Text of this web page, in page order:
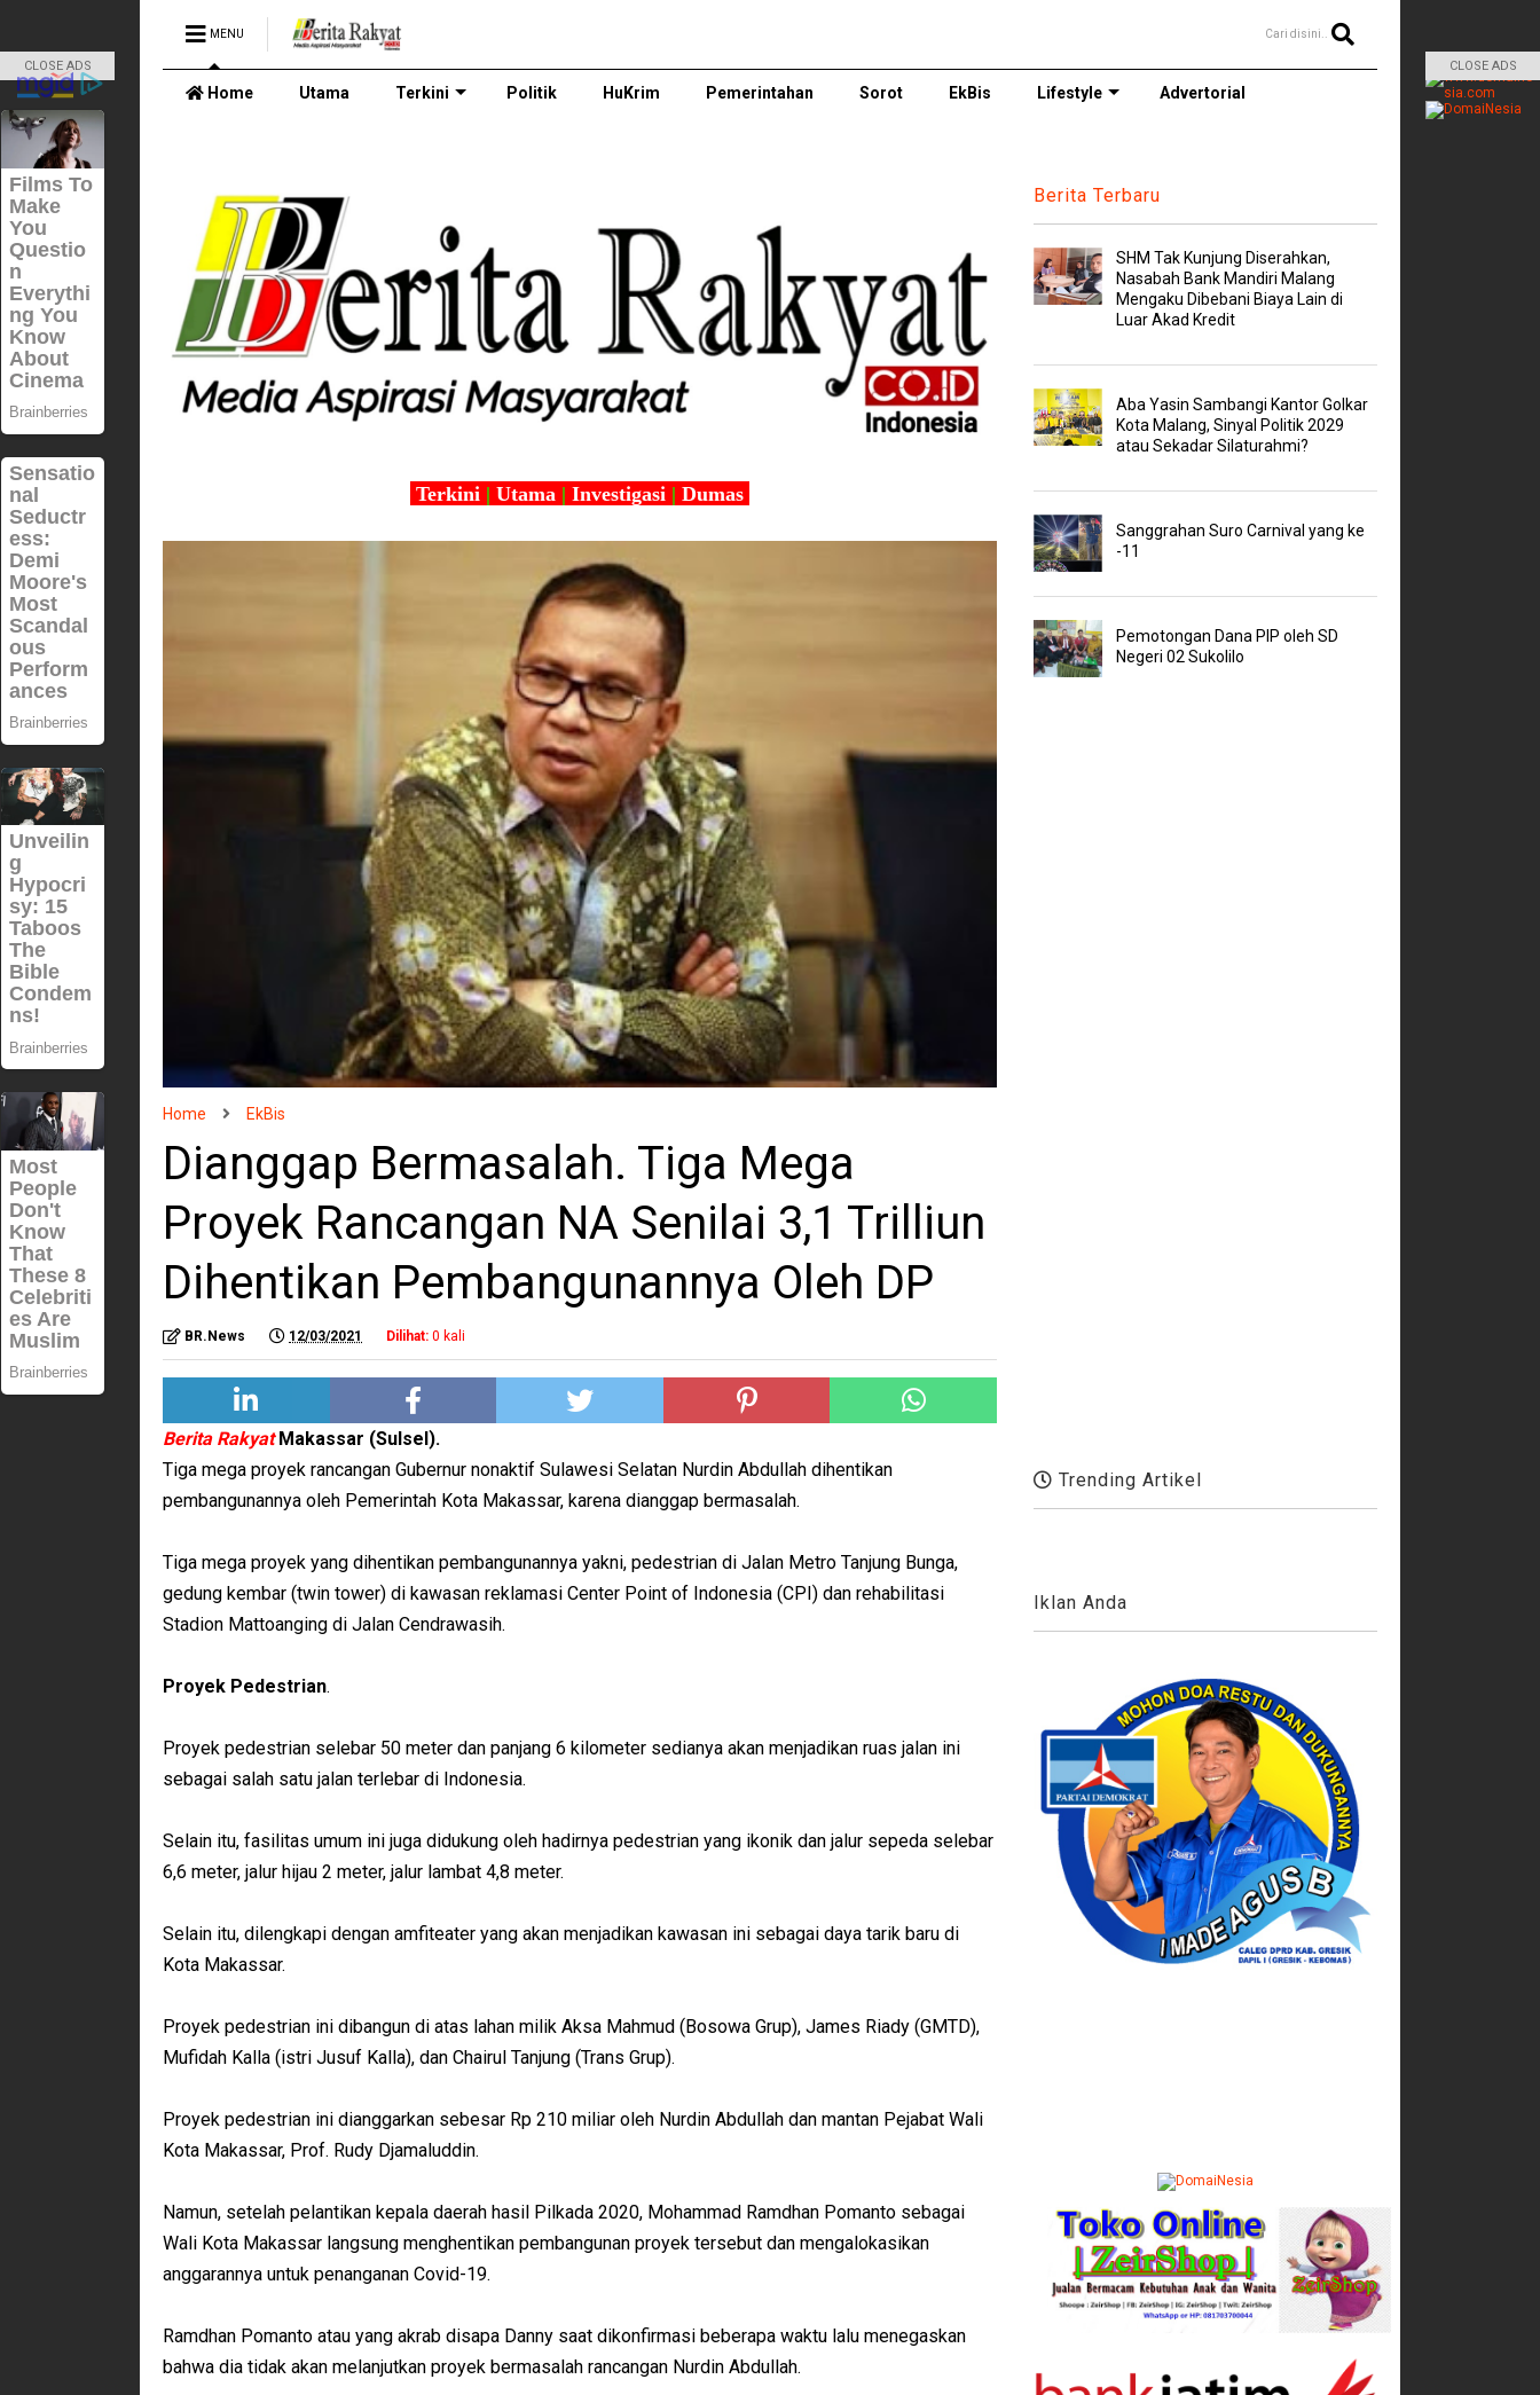
MENU Cari disini..
Home Utama Terkini Politik HuKrim Pemerintahan Sorot EkBis Lifestyle Advertorial
Terkini | Utama | Investigasi | Dumas
Home EkBis
Dianggap Bermasalah. Tiga Mega
Proyek Rancangan NA Senilai 3,1 Trilliun
Dihentikan Pembangunannya Oleh DP
BR.News 12/03/2021 Dilihat: 0 kali
Berita RakyatMakassar (Sulsel).
Tiga mega proyek rancangan Gubernur nonaktif Sulawesi Selatan Nurdin Abdullah dihentikan
pembangunannya oleh Pemerintah Kota Makassar, karena dianggap bermasalah.
Tiga mega proyek yang dihentikan pembangunannya yakni, pedestrian di Jalan Metro Tanjung Bunga,
gedung kembar (twin tower) di kawasan reklamasi Center Point of Indonesia (CPI) dan rehabilitasi
Stadion Mattoanging di Jalan Cendrawasih.
Proyek Pedestrian.
Proyek pedestrian selebar 50 meter dan panjang 6 kilometer sedianya akan menjadikan ruas jalan ini
sebagai salah satu jalan terlebar di Indonesia.
Selain itu, fasilitas umum ini juga didukung oleh hadirnya pedestrian yang ikonik dan jalur sepeda selebar
6,6 meter, jalur hijau 2 meter, jalur lambat 4,8 meter.
Selain itu, dilengkapi dengan amfiteater yang akan menjadikan kawasan ini sebagai daya tarik baru di
Kota Makassar.
Proyek pedestrian ini dibangun di atas lahan milik Aksa Mahmud (Bosowa Grup), James Riady (GMTD),
Mufidah Kalla (istri Jusuf Kalla), dan Chairul Tanjung (Trans Grup).
Proyek pedestrian ini dianggarkan sebesar Rp 210 miliar oleh Nurdin Abdullah dan mantan Pejabat Wali
Kota Makassar, Prof. Rudy Djamaluddin.
Namun, setelah pelantikan kepala daerah hasil Pilkada 2020, Mohammad Ramdhan Pomanto sebagai
Wali Kota Makassar langsung menghentikan pembangunan proyek tersebut dan mengalokasikan
anggarannya untuk penanganan Covid-19.
Ramdhan Pomanto atau yang akrab disapa Danny saat dikonfirmasi beberapa waktu lalu menegaskan
bahwa dia tidak akan melanjutkan proyek bermasalah rancangan Nurdin Abdullah.
Berita Terbaru
SHM Tak Kunjung Diserahkan,
Nasabah Bank Mandiri Malang
Mengaku Dibebani Biaya Lain di
Luar Akad Kredit
Aba Yasin Sambangi Kantor Golkar
Kota Malang, Sinyal Politik 2029
atau Sekadar Silaturahmi?
Sanggrahan Suro Carnival yang ke
-11
Pemotongan Dana PIP oleh SD
Negeri 02 Sukolilo
Trending Artikel
Iklan Anda
CLOSE ADS CLOSE ADS